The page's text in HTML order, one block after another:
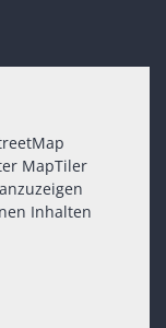
MapTiler
Inhalten